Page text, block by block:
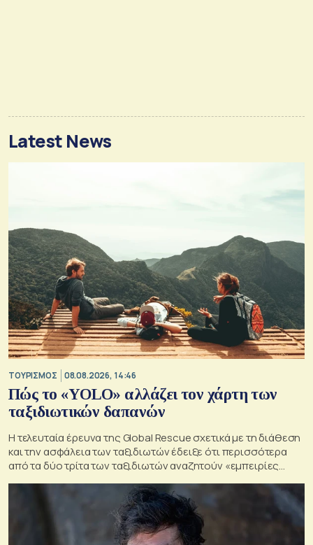
Latest News
ΤΟΥΡΙΣΜΟΣ 08.08.2026, 14:46
Πώς το «YOLO» αλλάζει τον χάρτη των
ταξιδιωτικών δαπανών
Η τελευταία έρευνα της Global Rescue σχετικά με τη διάθεση
και την ασφάλεια των ταξιδιωτών έδειξε ότι περισσότερα
από τα δύο τρίτα των ταξιδιωτών αναζητούν «εμπειρίες